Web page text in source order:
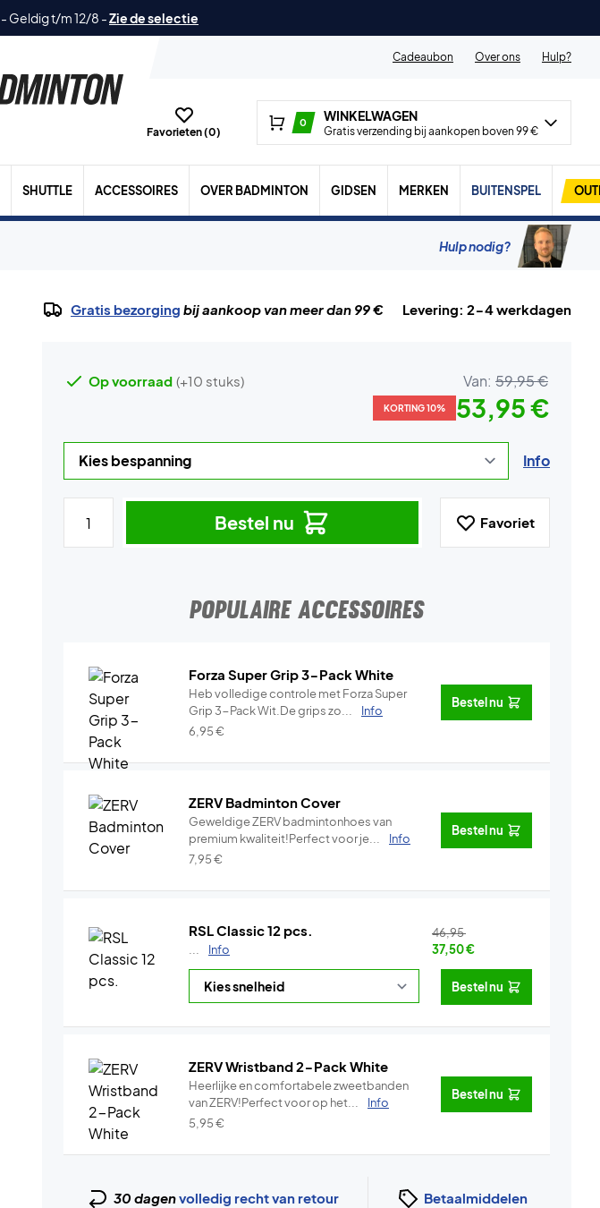
- Geldig t/m 12/8 -Zie de selectie
Cadeaubon
Over ons Hulp?
Favorieten (0)
0 WINKELWAGEN
Gratis verzending bij aankopen boven 99 €
SHUTTLE ACCESSOIRES OVER BADMINTON GIDSEN MERKEN BUITENSPEL
Hulp nodig?
Gratis bezorging bij aankoop van meer dan 99 € Levering: 2-4 werkdagen
Op voorraad (+10 stuks) Van: 59,95 €
KORTING 10% 53,95 €
Info
Bestel nu Favoriet
POPULAIRE ACCESSOIRES
Forza Super Grip 3-Pack White
Heb volledige controle met Forza Super
Grip 3-Pack Wit.De grips zo...
Info
6,95€
Bestel nu
ZERV Badminton Cover
Geweldige ZERV badmintonhoes van
premium kwaliteit!Perfect voor je...
Info
7,95€
Bestel nu
RSL Classic 12 pcs.
Info
46,95
37,50€
Bestel nu
ZERV Wristband 2-Pack White
Heerlijke en comfortabele zweetbanden
van ZERV!Perfect voor op het...
Info
5,95€
Bestel nu
30 dagenvolledig recht van retour Betaalmiddelen